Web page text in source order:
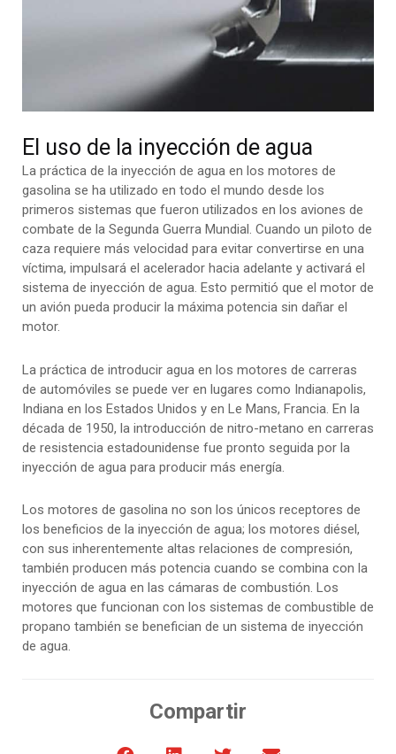
El uso de la inyección de agua
La práctica de la inyección de agua en los motores de
gasolina se ha utilizado en todo el mundo desde los
primeros sistemas que fueron utilizados en los aviones de
combate de la Segunda Guerra Mundial. Cuando un piloto de
caza requiere más velocidad para evitar convertirse en una
víctima, impulsará el acelerador hacia adelante y activará el
sistema de inyección de agua. Esto permitió que el motor de
un avión pueda producir la máxima potencia sin dañar el
motor.
La práctica de introducir agua en los motores de carreras
de automóviles se puede ver en lugares como Indianapolis,
Indiana en los Estados Unidos y en Le Mans, Francia. En la
década de 1950, la introducción de nitro-metano en carreras
de resistencia estadounidense fue pronto seguida por la
inyección de agua para producir más energía.
Los motores de gasolina no son los únicos receptores de
los beneficios de la inyección de agua; los motores diésel,
con sus inherentemente altas relaciones de compresión,
también producen más potencia cuando se combina con la
inyección de agua en las cámaras de combustión. Los
motores que funcionan con los sistemas de combustible de
propano también se benefician de un sistema de inyección
de agua.
Compartir